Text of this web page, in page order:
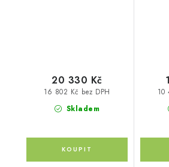
Skladem
16 802 Kč bez DPH
20 330 Kč
10